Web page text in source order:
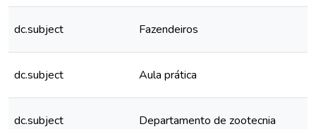
dc.subject Fazendeiros
dc.subject Aula prática
dc.subject Departamento de zootecnia